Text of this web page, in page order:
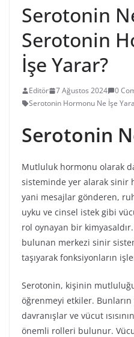
Serotonin
Serotonin
İşe Yarar?
Editör 7 Ağustos 2024
0
Serotonin Hormonu Ne İşe
Serotonin
Mutluluk hormonu olarak
sisteminde yer alarak sinir
yani mesajlar gönderen,
uyku ve cinsel istek gibi
rol oynayan bir
bulunan merkezi sinir
taşıyarak fonksiyonların
Serotonin, kişinin
öğrenmeyi etkiler.
davranışlar ve vücut
önemli rolleri bulunur.